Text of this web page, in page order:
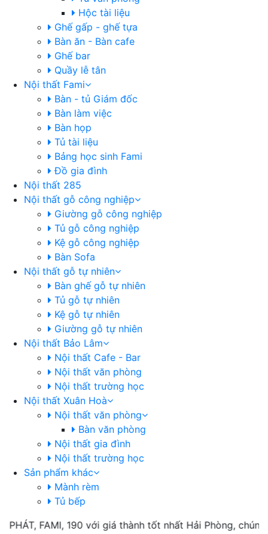
Hộc tài liệu
Ghế gấp - ghế tựa
Bàn ăn - Bàn cafe
Ghế bar
Quầy lễ tân
Nội thất Fami
Bàn - tủ Giám đốc
Bàn làm việc
Bàn họp
Tủ tài liệu
Bảng học sinh Fami
Đồ gia đình
Nội thất 285
Nội thất gỗ công nghiệp
Giường gỗ công nghiệp
Tủ gỗ công nghiệp
Kệ gỗ công nghiệp
Bàn Sofa
Nội thất gỗ tự nhiên
Bàn ghế gỗ tự nhiên
Tủ gỗ tự nhiên
Kệ gỗ tự nhiên
Giường gỗ tự nhiên
Nội thất Bảo Lâm
Nội thất Cafe - Bar
Nội thất văn phòng
Nội thất trường học
Nội thất Xuân Hoà
Nội thất văn phòng
Bàn văn phòng
Nội thất gia đình
Nội thất trường học
Sản phẩm khác
Mành rèm
Tủ bếp
FAMI, 190 với giá thành tốt nhất Hải Phòng,